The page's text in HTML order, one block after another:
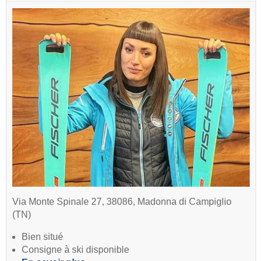
Via Monte Spinale 27, 38086, Madonna di Campiglio
(TN)
Bien situé
Consigne à ski disponible